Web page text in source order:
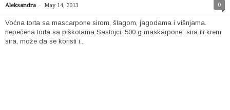
Aleksandra - May 14, 2013 0
Voćna torta sa mascarpone sirom, šlagom, jagodama i višnjama.
nepečena torta sa piškotama Sastojci: 500 g maskarpone sira ili krem
sira, može da se koristi i...